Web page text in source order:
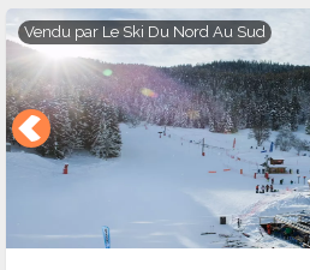
Vendu par Le Ski Du Nord Au Sud